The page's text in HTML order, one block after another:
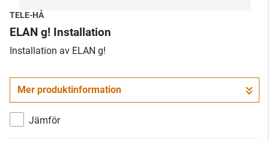
TELE-HÅ
ELAN g! Installation
​Installation av ELAN g!
Mer produktinformation
Jämför